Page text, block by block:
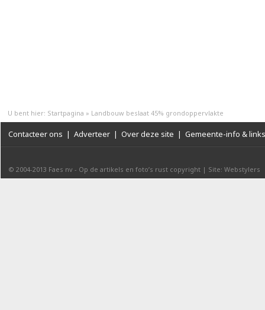
U bent hier: Startpagina » Landbouw beslaat 45% grondoppervlakte
Contacteer ons | Adverteer | Over deze site | Gemeente-info & links
© 2004-2013 Faes nv - Op de artikels en foto’s rust copyright | Site: Webstylers